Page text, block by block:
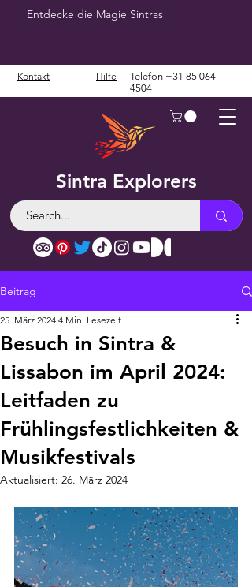
Entdecke die Magie Sintras
Sintra Explorers
Kontakt Hilfe Telefon +31 85 064
4504
Beitrag
Besuch in Sintra &
Lissabon im April 2024:
Leitfaden zu
Frühlingsfestlichkeiten &
Musikfestivals
25. März 2024 4 Min. Lesezeit
Aktualisiert: 26. März 2024